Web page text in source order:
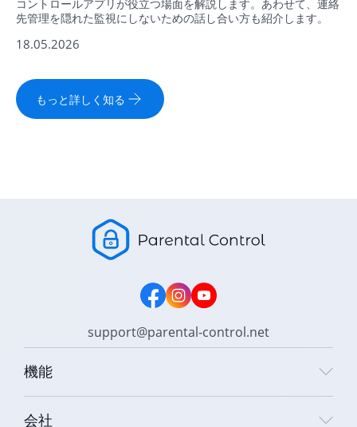
コントロールアプリが役立つ場面を解説します。あわせて、連絡
先管理を隠れた監視にしないための話し合い方も紹介します。
18.05.2026
もっと詳しく知る
support@parental-control.net
機能
会社